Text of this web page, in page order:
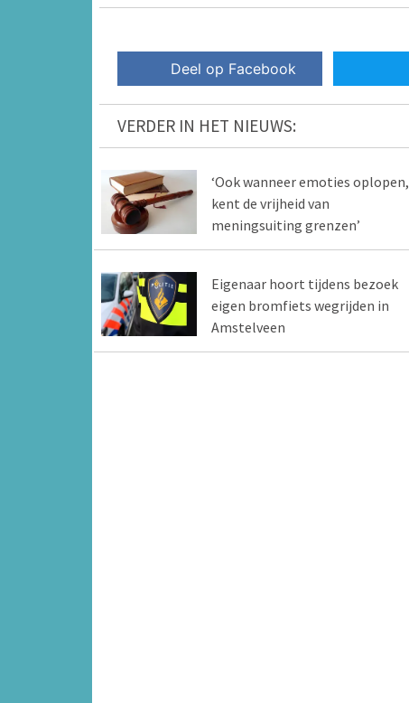
Deel op Facebook
VERDER IN HET NIEUWS:
‘Ook wanneer emoties oplopen,
kent de vrijheid van
meningsuiting grenzen’
Eigenaar hoort tijdens bezoek
eigen bromfiets wegrijden in
Amstelveen